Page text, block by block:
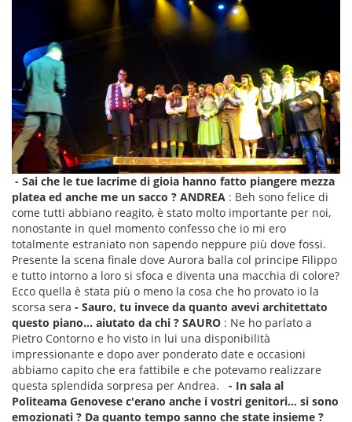
- Sai che le tue lacrime di gioia hanno fatto piangere mezza
platea ed anche me un sacco ? ANDREA : Beh sono felice di
come tutti abbiano reagito, è stato molto importante per noi,
nonostante in quel momento confesso che io mi ero
totalmente estraniato non sapendo neppure più dove fossi.
Presente la scena finale dove Aurora balla col principe Filippo
e tutto intorno a loro si sfoca e diventa una macchia di colore?
Ecco quella è stata più o meno la cosa che ho provato io la
scorsa sera - Sauro, tu invece da quanto avevi architettato
questo piano... aiutato da chi ? SAURO : Ne ho parlato a
Pietro Contorno e ho visto in lui una disponibilità
impressionante e dopo aver ponderato date e occasioni
abbiamo capito che era fattibile e che potevamo realizzare
questa splendida sorpresa per Andrea.
- In sala al
Politeama Genovese c'erano anche i vostri genitori... si sono
emozionati ? Da quanto tempo sanno che state insieme ?